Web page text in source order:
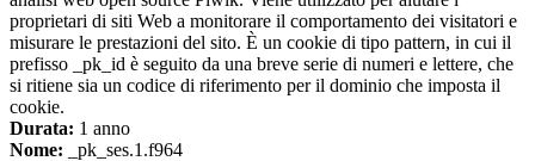
proprietari di siti Web a monitorare il comportamento dei visitatori e
misurare le prestazioni del sito. È un cookie di tipo pattern, in cui il
prefisso _pk_id è seguito da una breve serie di numeri e lettere, che
si ritiene sia un codice di riferimento per il dominio che imposta il
cookie.
Durata: 1 anno
Nome: _pk_ses.1.f964